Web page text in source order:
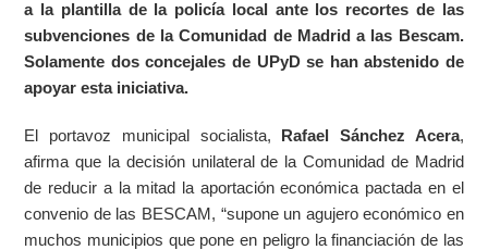
a la plantilla de la policía local ante los recortes de las
subvenciones de la Comunidad de Madrid a las Bescam.
Solamente dos concejales de UPyD se han abstenido de
apoyar esta iniciativa.
El portavoz municipal socialista, Rafael Sánchez Acera,
afirma que la decisión unilateral de la Comunidad de Madrid
de reducir a la mitad la aportación económica pactada en el
convenio de las BESCAM, “supone un agujero económico en
muchos municipios que pone en peligro la financiación de las